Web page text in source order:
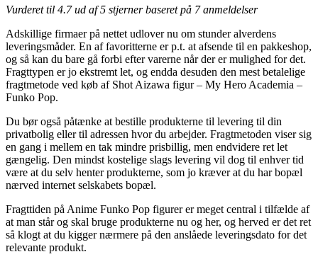
Vurderet til 4.7ud af 5 stjerner baseret på 7anmeldelser
Adskillige firmaer på nettet udlover nu om stunder alverdens
leveringsmåder. En af favoritterne er p.t. at afsende til en pakkeshop,
og så kan du bare gå forbi efter varerne når der er mulighed for det.
Fragttypen er jo ekstremt let, og endda desuden den mest betalelige
fragtmetode ved køb af Shot Aizawa figur – My Hero Academia –
Funko Pop.
Du bør også påtænke at bestille produkterne til levering til din
privatbolig eller til adressen hvor du arbejder. Fragtmetoden viser sig
en gang i mellem en tak mindre prisbillig, men endvidere ret let
gængelig. Den mindst kostelige slags levering vil dog til enhver tid
være at du selv henter produkterne, som jo kræver at du har bopæl
nærved internet selskabets bopæl.
Fragttiden på Anime Funko Pop figurer er meget central i tilfælde af
at man står og skal bruge produkterne nu og her, og herved er det ret
så klogt at du kigger nærmere på den anslåede leveringsdato for det
relevante produkt.